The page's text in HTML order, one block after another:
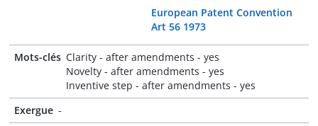
European Patent Convention
Art 56 1973
Mots-clés Clarity - after amendments - yes
Novelty - after amendments - yes
Inventive step - after amendments - yes
Exergue -